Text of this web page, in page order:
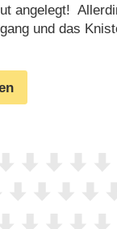
angelegt!
und das